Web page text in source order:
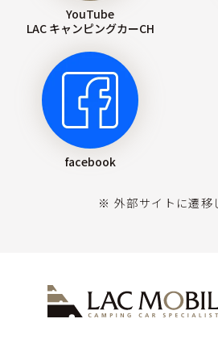
YouTube
LAC キャンピングカーCH
facebook
※ 外部サイトに遷移